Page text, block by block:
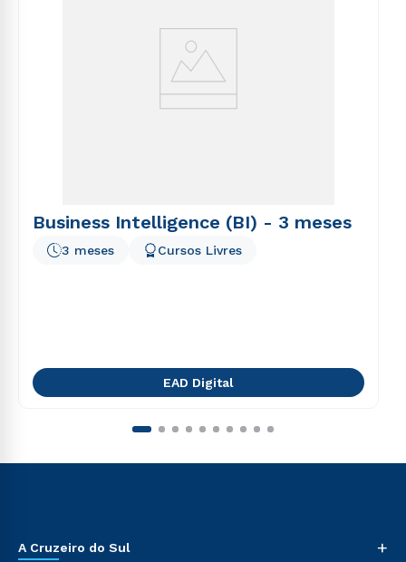
Business Intelligence (BI) - 3 meses
3 meses Cursos Livres
EAD Digital
A Cruzeiro do Sul +